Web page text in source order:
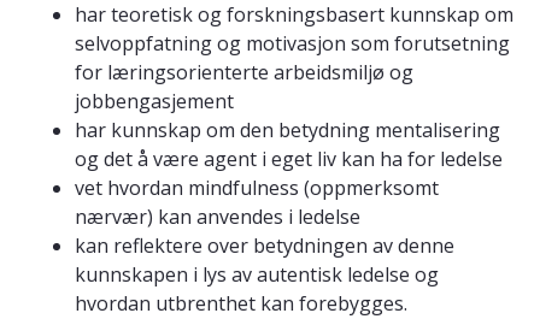
har teoretisk og forskningsbasert kunnskap om
selvoppfatning og motivasjon som forutsetning
for læringsorienterte arbeidsmiljø og
jobbengasjement
har kunnskap om den betydning mentalisering
og det å være agent i eget liv kan ha for ledelse
vet hvordan mindfulness (oppmerksomt
nærvær) kan anvendes i ledelse
kan reflektere over betydningen av denne
kunnskapen i lys av autentisk ledelse og
hvordan utbrenthet kan forebygges.